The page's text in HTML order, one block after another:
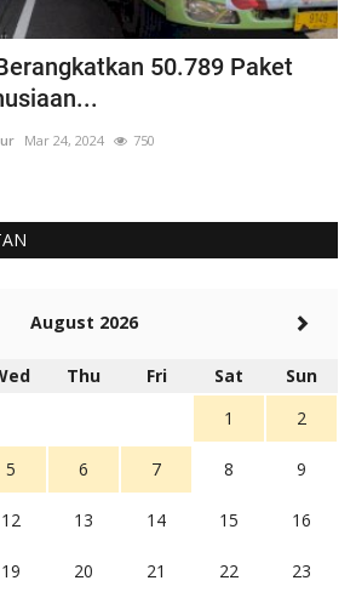
50.789 Paket
Mar 24, 2024 750
August 2026
Thu Fri Sat
Sun
1
2
5 6 7 8 9
12 13 14 15 16
19 20 21 22 23